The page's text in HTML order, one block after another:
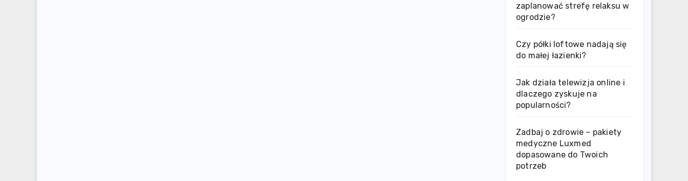
zaplanować strefę relaksu w
ogrodzie?
Czy półki loftowe nadają się
do małej łazienki?
Jak działa telewizja online i
dlaczego zyskuje na
popularności?
Zadbaj o zdrowie – pakiety
medyczne Luxmed
dopasowane do Twoich
potrzeb